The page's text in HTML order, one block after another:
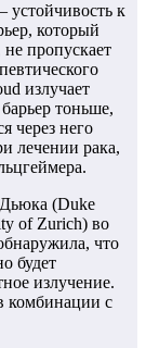
устойчивость к
который
пропускает
излучает
тоньше,
через него
лечении рака,
Дьюка (Duke
of Zurich) во
что
будет
излучение.
комбинации с